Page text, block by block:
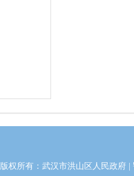
版权所有：武汉市洪山区人民政府 |